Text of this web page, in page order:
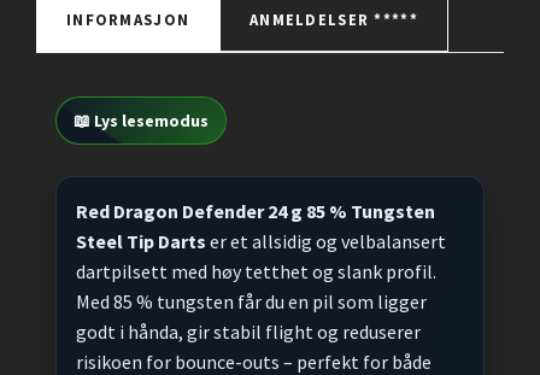
INFORMASJON ANMELDELSER *****
📖 Lys lesemodus
Red Dragon Defender 24 g 85 % Tungsten
Steel Tip Darts er et allsidig og velbalansert
dartpilsett med høy tetthet og slank profil.
Med 85 % tungsten får du en pil som ligger
godt i hånda, gir stabil flight og reduserer
risikoen for bounce-outs – perfekt for både